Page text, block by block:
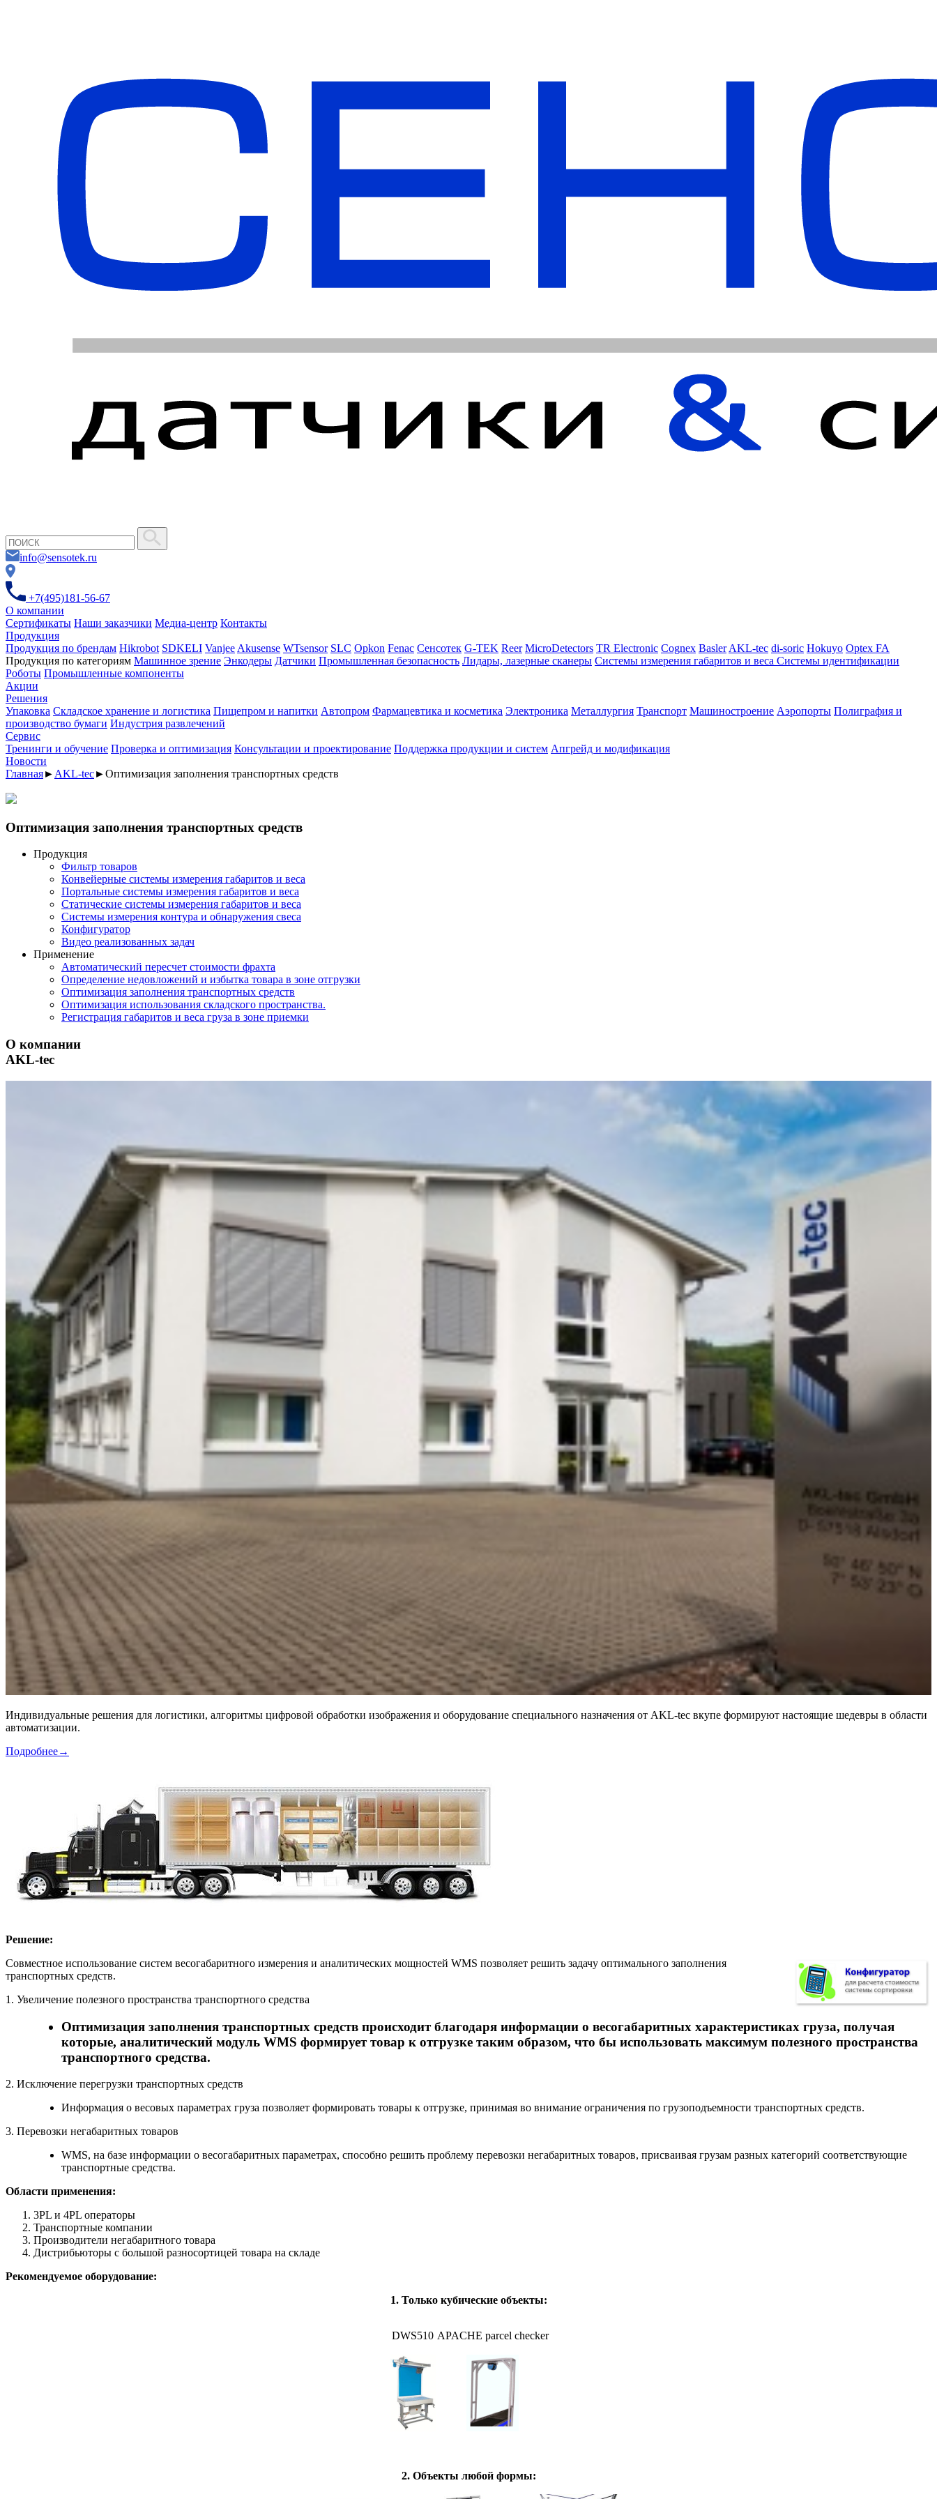
info@sensotek.ru
+7(495)181-56-67
О компании
Сертификаты Наши заказчики Медиа-центр Контакты
Продукция
Продукция по брендам Hikrobot SDKELI Vanjee Akusense WTsensor SLC Opkon Fenac Сенсотек G-TEK Reer MicroDetectors TR Electronic Cognex Basler AKL-tec di-soric Hokuyo Optex FA
Продукция по категориям Машинное зрение Энкодеры Датчики Промышленная безопасность Лидары, лазерные сканеры Системы измерения габаритов и веса Системы идентификации
Роботы Промышленные компоненты
Акции
Решения
Упаковка Складское хранение и логистика Пищепром и напитки Автопром Фармацевтика и косметика Электроника Металлургия Транспорт Машиностроение Аэропорты Полиграфия и
производство бумаги Индустрия развлечений
Сервис
Тренинги и обучение Проверка и оптимизация Консультации и проектирование Поддержка продукции и систем Апгрейд и модификация
Новости
Главная► AKL-tec►Оптимизация заполнения транспортных средств
Оптимизация заполнения транспортных средств
Продукция
Фильтр товаров
Конвейерные системы измерения габаритов и веса
Портальные системы измерения габаритов и веса
Статические системы измерения габаритов и веса
Системы измерения контура и обнаружения свеса
Конфигуратор
Видео реализованных задач
Применение
Автоматический пересчет стоимости фрахта
Определение недовложений и избытка товара в зоне отгрузки
Оптимизация заполнения транспортных средств
Оптимизация использования складского пространства.
Регистрация габаритов и веса груза в зоне приемки
О компании
AKL-tec
Индивидуальные решения для логистики, алгоритмы цифровой обработки изображения и оборудование специального назначения от AKL-tec вкупе формируют настоящие шедевры в области
автоматизации.
Подробнее→
Решение:
Совместное использование систем весогабаритного измерения и аналитических мощностей WMS позволяет решить задачу оптимального заполнения
транспортных средств.
1. Увеличение полезного пространства транспортного средства
Оптимизация заполнения транспортных средств происходит благодаря информации о весогабаритных характеристиках груза, получая
которые, аналитический модуль WMS формирует товар к отгрузке таким образом, что бы использовать максимум полезного пространства
транспортного средства.
2. Исключение перегрузки транспортных средств
Информация о весовых параметрах груза позволяет формировать товары к отгрузке, принимая во внимание ограничения по грузоподъемности транспортных средств.
3. Перевозки негабаритных товаров
WMS, на базе информации о весогабаритных параметрах, способно решить проблему перевозки негабаритных товаров, присваивая грузам разных категорий соответствующие
транспортные средства.
Области применения:
3PL и 4PL операторы
Транспортные компании
Производители негабаритного товара
Дистрибьюторы с большой разносортицей товара на складе
Рекомендуемое оборудование:
1. Только кубические объекты:
DWS510 APACHE parcel checker
2. Объекты любой формы: